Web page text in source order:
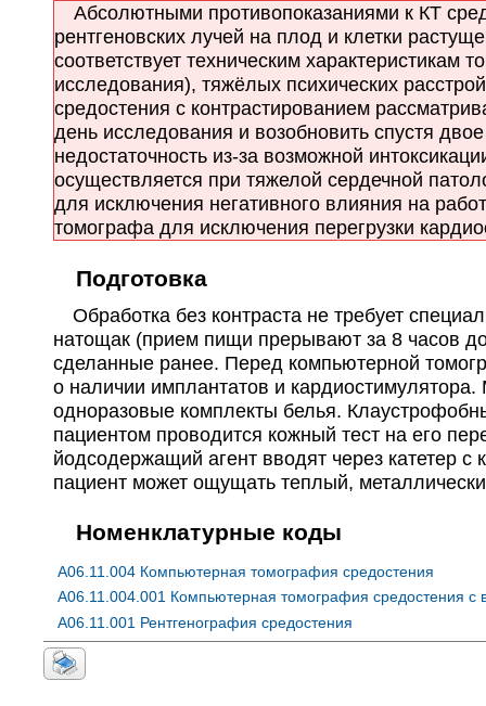
Абсолютными противопоказаниями к КТ
рентгеновских лучей на плод и клетки
соответствует техническим
исследования), тяжёлых психических
средостения с контрастированием
день исследования и возобновить спустя
недостаточность из-за возможной
осуществляется при тяжелой сердечной
для исключения негативного влияния на
томографа для исключения перегрузки
Подготовка
Обработка без контраста не требует
натощак (прием пищи прерывают за 8 часов
сделанные ранее. Перед компьютерной
о наличии имплантатов и
одноразовые комплекты белья.
пациентом проводится кожный тест на его
йодсодержащий агент вводят через катетер
пациент может ощущать теплый,
Номенклатурные коды
A06.11.004 Компьютерная томография средостения
A06.11.004.001 Компьютерная томография средостения
A06.11.001 Рентгенография средостения